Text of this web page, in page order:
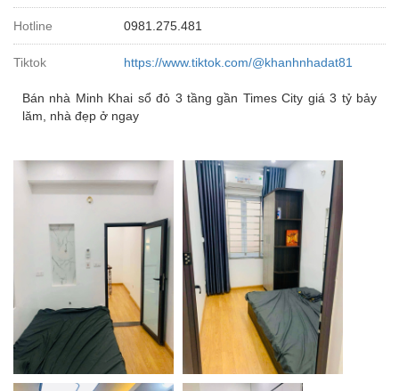
Hotline 0981.275.481
Tiktok https://www.tiktok.com/@khanhnhadat81
Bán nhà Minh Khai sổ đỏ 3 tầng gần Times City giá 3 tỷ bảy
lăm, nhà đẹp ở ngay